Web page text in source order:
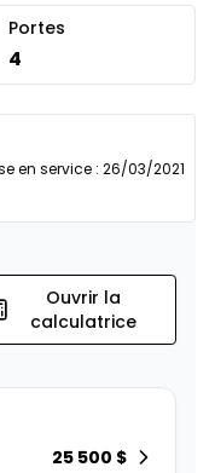
Portes
4
en service : 26/03/2021
Ouvrir la
calculatrice
25 500 $